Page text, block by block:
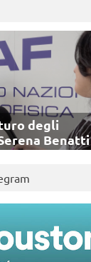
degli
Benatti